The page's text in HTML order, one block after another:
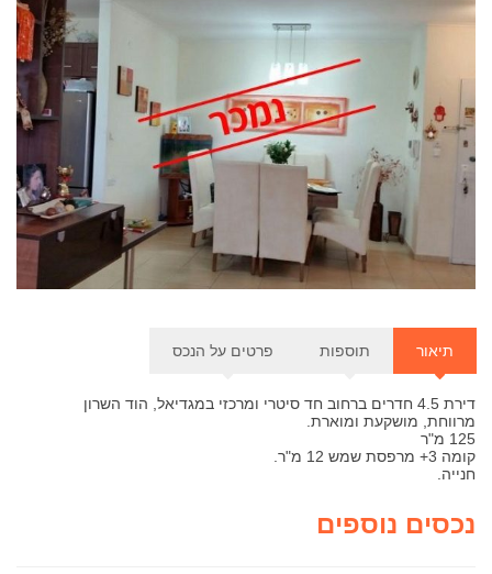
תוספות
דירת 4.5 חדרים ברחוב חד סיטרי ומרכזי במגדיאל, הוד השרון
מרווחת, מושקעת ומוארת.
125 מ"ר
קומה 3+ מרפסת שמש 12 מ"ר.
חנייה.
נכסים נוספים